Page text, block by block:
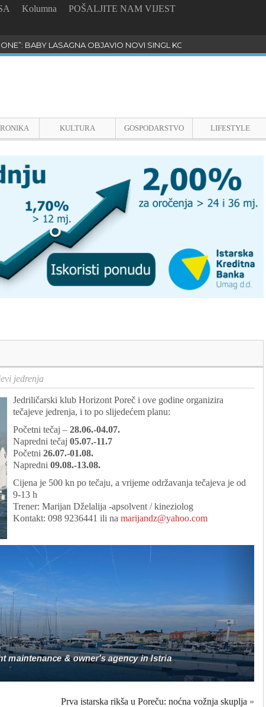
Kolumna
POŠALJITE NAM VIJEST
BABY LASAGNA OBJAVIO NOVI SINGL KOJI PROGOVARA O
KULTURA GOSPODARSTVO LIFESTYLE
jedrenja
Jedriličarski klub Horizont Poreč i ove godine organizira
tečajeve jedrenja, i to po slijedećem planu:
Početni tečaj – 28.06.-04.07.
Napredni tečaj 05.07.-11.7
Početni 26.07.-01.08.
Napredni 09.08.-13.08.
Cijena je 500 kn po tečaju, a vrijeme održavanja tečajeva je od
9-13 h
Trener: Marijan Dželalija -apsolvent / kineziolog
Kontakt: 098 9236441 ili na marijandz@yahoo.com
Prva istarska rikša u Poreču: noćna vožnja skuplja »